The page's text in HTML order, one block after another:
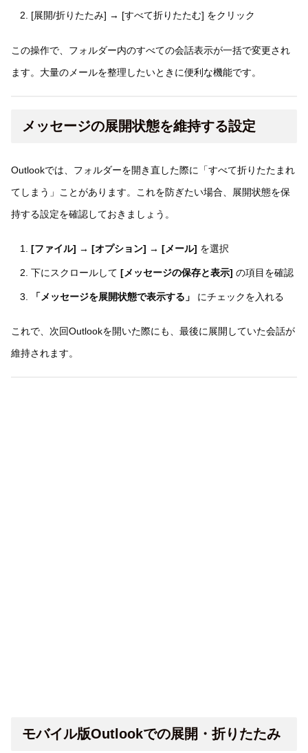
[展開/折りたたみ] → [すべて折りたたむ] をクリック
この操作で、フォルダー内のすべての会話表示が一括で変更され
ます。大量のメールを整理したいときに便利な機能です。
メッセージの展開状態を維持する設定
Outlookでは、フォルダーを開き直した際に「すべて折りたたまれ
てしまう」ことがあります。これを防ぎたい場合、展開状態を保
持する設定を確認しておきましょう。
[ファイル] → [オプション] → [メール] を選択
下にスクロールして [メッセージの保存と表示] の項目を確認
「メッセージを展開状態で表示する」 にチェックを入れる
これで、次回Outlookを開いた際にも、最後に展開していた会話が
維持されます。
モバイル版Outlookでの展開・折りたたみ